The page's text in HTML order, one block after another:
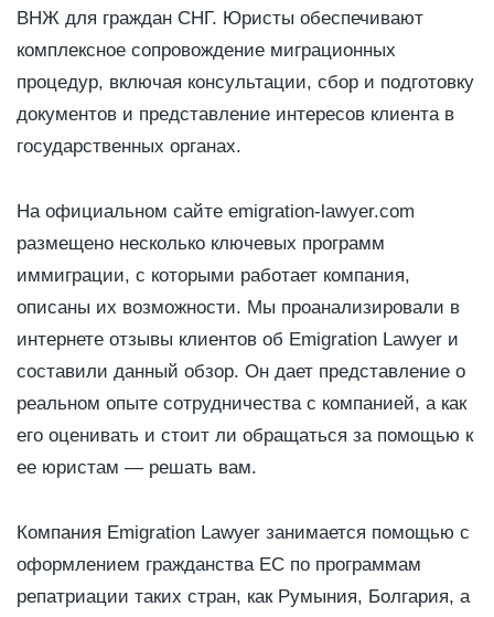
ВНЖ для граждан СНГ. Юристы обеспечивают
комплексное сопровождение миграционных
процедур, включая консультации, сбор и подготовку
документов и представление интересов клиента в
государственных органах.
На официальном сайте emigration-lawyer.com
размещено несколько ключевых программ
иммиграции, с которыми работает компания,
описаны их возможности. Мы проанализировали в
интернете отзывы клиентов об Emigration Lawyer и
составили данный обзор. Он дает представление о
реальном опыте сотрудничества с компанией, а как
его оценивать и стоит ли обращаться за помощью к
ее юристам — решать вам.
Компания Emigration Lawyer занимается помощью с
оформлением гражданства ЕС по программам
репатриации таких стран, как Румыния, Болгария, а